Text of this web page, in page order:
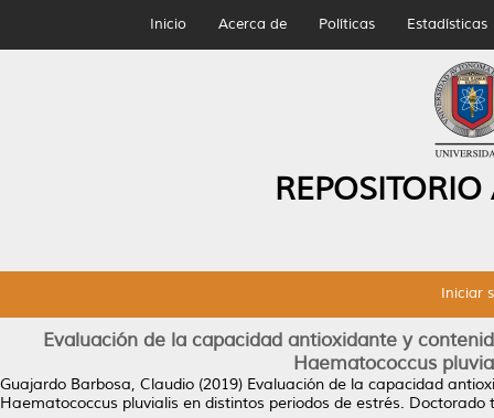
Inicio Acerca de Políticas Estadísticas
Iniciar
Evaluación de la capacidad antioxidante y
Haematococcus
Guajardo Barbosa, Claudio (2019) Evaluación de la capacidad
Haematococcus pluvialis en distintos periodos de estrés. Doctorado